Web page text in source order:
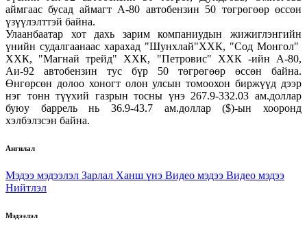
аймгаас бусад аймагт А-80 автобензин 50 төгрөгөөр өссөн
үзүүлэлттэй байна.
Улаанбаатар хот дахь зарим компаниудын жижиглэнгийн
үнийн судалгаанаас харахад "Шунхлай"ХХК, "Сод Монгол"
ХХК, "Магнай трейд" ХХК, "Петровис" ХХК -ийн А-80,
Аи-92 автобензин тус бүр 50 төгрөгөөр өссөн байна.
Өнгөрсөн долоо хоногт олон улсын томоохон биржүүд дээр
нэг тонн түүхий газрын тосны үнэ 267.9-332.03 ам.доллар
буюу баррель нь 36.9-43.7 ам.доллар ($)-ын хооронд
хэлбэлзсэн байна.
Ангилал
Мэдээ мэдээлэл Зарлал Ханш үнэ Видео мэдээ Видео мэдээ
Нийтлэл
Мэдээлэл